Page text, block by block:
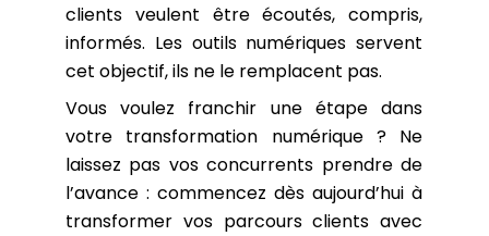
clients veulent être écoutés, compris,
informés. Les outils numériques servent
cet objectif, ils ne le remplacent pas.
Vous voulez franchir une étape dans
votre transformation numérique ? Ne
laissez pas vos concurrents prendre de
l’avance : commencez dès aujourd’hui à
transformer vos parcours clients avec